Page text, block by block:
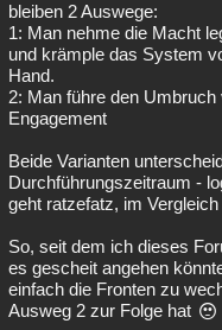
bleiben 2 Auswege:
1: Man nehme die Macht
und krämple das System
Hand.
2: Man führe den
Engagement
Beide Varianten
Durchführungszeitraum -
geht ratzefatz, im
So, seit dem ich dieses
es gescheit angehen
einfach die Fronten zu
Ausweg 2 zur Folge hat